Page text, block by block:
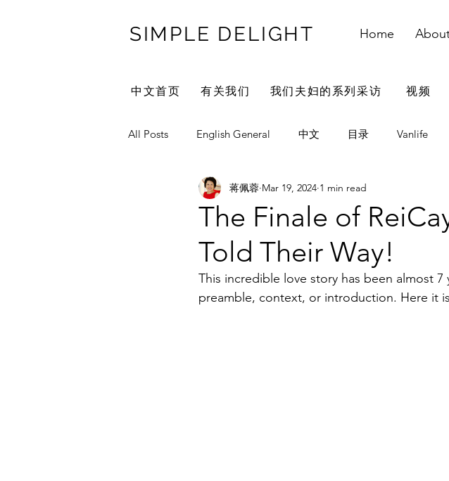
SIMPLE DELIGHT Home
中文首页 有关我们 我们夫妇的系列采访 视频
All Posts English General 中文 目录 Vanlife
Marriage/Family ReiCay Wedding
教育 管教 青春期 电子用品
妈妈自我成长 爸爸自我成长 夫妻团
The Finale of
Told Their Way!
蒋佩蓉 Mar 19, 2024 1 min read
This incredible love story has been almost
preamble, context, or introduction. Here it